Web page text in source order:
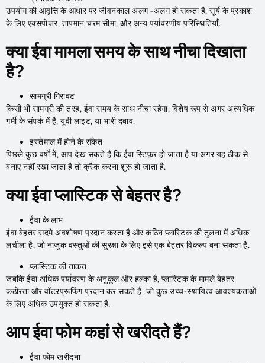
उपयोग की आवृत्ति के आधार पर जीवनकाल अलग -अलग हो सकता है, सूर्य के प्रकाश
के लिए एक्सपोजर, तापमान चरम सीमा, और अन्य पर्यावरणीय परिस्थितियाँ.
क्या ईवा मामला समय के साथ नीचा दिखाता
है?
सामग्री गिरावट
किसी भी सामग्री की तरह, ईवा समय के साथ नीचा रहेगा, विशेष रूप से अगर अत्यधिक
गर्मी के संपर्क में है, यूवी लाइट, या भारी दबाव.
इस्तेमाल में होने के संकेत
पिछले कुछ वर्षों में, आप देख सकते हैं कि ईवा स्टिफ़र हो जाता है या अगर यह ठीक से
बनाए नहीं रखा जाता है तो क्रैक करना शुरू हो जाता है.
क्या ईवा प्लास्टिक से बेहतर है?
ईवा के लाभ
ईवा बेहतर सदमे अवशोषण प्रदान करता है और कठिन प्लास्टिक की तुलना में अधिक
लचीला है, जो नाजुक वस्तुओं की सुरक्षा के लिए इसे एक बेहतर विकल्प बना सकता है.
प्लास्टिक की ताकत
जबकि ईवा अधिक पर्यावरण के अनुकूल और हल्का है, प्लास्टिक के मामले बेहतर
कठोरता और वॉटरप्रूफिंग प्रदान कर सकते हैं, जो कुछ उच्च-स्थायित्व आवश्यकताओं
के लिए अधिक उपयुक्त हो सकता है.
आप ईवा फोम कहां से खरीदते हैं?
ईवा फोम खरीदना